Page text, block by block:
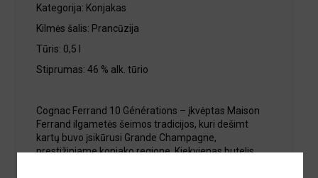
Kategorija: Konjakas
Kilmės šalis: Prancūzija
Tūris: 0,5 l
Stiprumas: 46 % alk. tūrio
Cognac Ferrand 10 Générations – įkvėptas Maison
Ferrand ilgametės šeimos tradicijos, kuri dešimt
kartų buvo įsikūrusi Grande Champagne,
prestižiniame konjako regione. Kiekvienas butelis